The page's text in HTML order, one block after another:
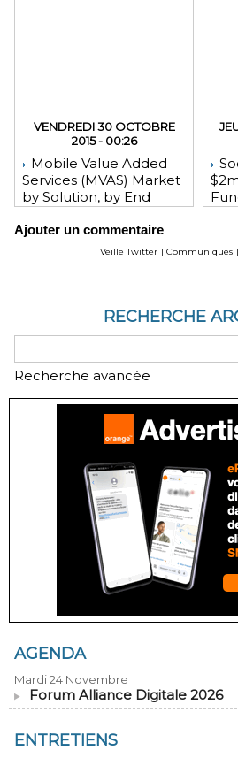
VENDREDI 30 OCTOBRE
2015 - 00:26
Mobile Value Added
Services (MVAS) Market
by Solution, by End
Geography - Global
Forecast and Analysis to
Ajouter un commentaire
Veille Twitter | Communiqués |
RECHERCHE
Recherche avancée
AGENDA
Mardi 24 Novembre
Forum Alliance Digitale 2026
ENTRETIENS